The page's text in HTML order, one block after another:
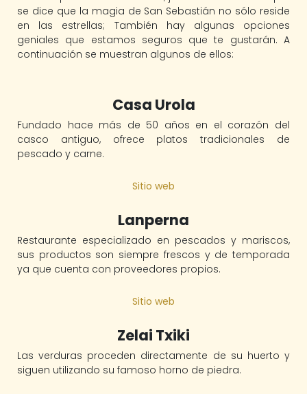
se dice que la magia de San Sebastián no sólo reside
en las estrellas; También hay algunas opciones
geniales que estamos seguros que te gustarán. A
continuación se muestran algunos de ellos:
Casa Urola
Fundado hace más de 50 años en el corazón del
casco antiguo, ofrece platos tradicionales de
pescado y carne.
Sitio web
Lanperna
Restaurante especializado en pescados y mariscos,
sus productos son siempre frescos y de temporada
ya que cuenta con proveedores propios.
Sitio web
Zelai Txiki
Las verduras proceden directamente de su huerto y
siguen utilizando su famoso horno de piedra.